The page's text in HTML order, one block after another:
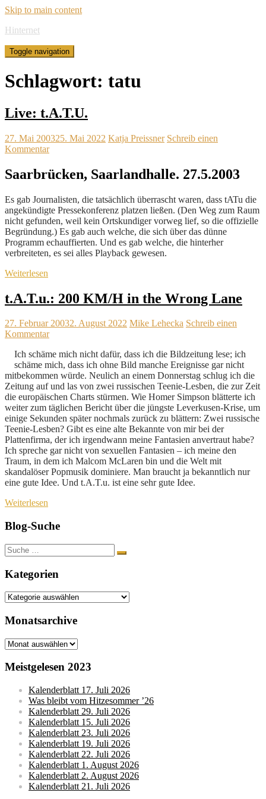
Skip to main content
Hinternet
Toggle navigation
Schlagwort: tatu
Live: t.A.T.U.
27. Mai 200325. Mai 2022 Katja Preissner Schreib einen
Kommentar
Saarbrücken, Saarlandhalle. 27.5.2003
Es gab Journalisten, die tatsächlich überrascht waren, dass tATu die
angekündigte Pressekonferenz platzen ließen. (Den Weg zum Raum
nicht gefunden, weil kein Ortskundiger vorweg lief, so die offizielle
Begründung.) Es gab auch welche, die sich über das dünne
Programm echauffierten. Und es gab welche, die hinterher
verbreiteten, es sei alles Playback gewesen.
Weiterlesen
t.A.T.u.: 200 KM/H in the Wrong Lane
27. Februar 20032. August 2022 Mike Lehecka Schreib einen
Kommentar
Ich schäme mich nicht dafür, dass ich die Bildzeitung lese; ich
schäme mich, dass ich ohne Bild manche Ereignisse gar nicht
mitbekommen würde. Neulich an einem Donnerstag schlug ich die
Zeitung auf und las von zwei russischen Teenie-Lesben, die zur Zeit
die europäischen Charts stürmen. Wie Homer Simpson blätterte ich
weiter zum täglichen Bericht über die jüngste Leverkusen-Krise, um
einige Sekunden später nochmals zurück zu blättern: Zwei russische
Teenie-Lesben? Gibt es eine alte Bekannte von mir bei der
Plattenfirma, der ich irgendwann meine Fantasien anvertraut habe?
Ich spreche gar nicht von sexuellen Fantasien – ich meine den
Traum, in dem ich Malcom McLaren bin und die Welt mit
skandalöser Popmusik dominiere. Man braucht ja bekanntlich nur
eine gute Idee. Und t.A.T.u. ist eine sehr gute Idee.
Weiterlesen
Blog-Suche
Suche
nach:
Kategorien
Kategorien
Monatsarchive
Monatsarchive
Meistgelesen 2023
Kalenderblatt 17. Juli 2026
Was bleibt vom Hitzesommer ’26
Kalenderblatt 29. Juli 2026
Kalenderblatt 15. Juli 2026
Kalenderblatt 23. Juli 2026
Kalenderblatt 19. Juli 2026
Kalenderblatt 22. Juli 2026
Kalenderblatt 1. August 2026
Kalenderblatt 2. August 2026
Kalenderblatt 21. Juli 2026